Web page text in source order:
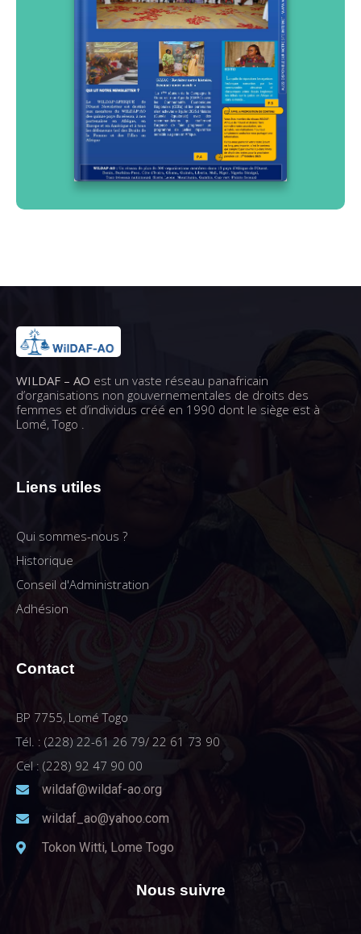
WILDAF – AO est un vaste réseau panafricain
d’organisations non gouvernementales de droits des
femmes et d’individus créé en 1990 dont le siège est à
Lomé, Togo .
Liens utiles
Qui sommes-nous ?
Historique
Conseil d'Administration
Adhésion
Contact
BP 7755, Lomé Togo
Tél. : (228) 22-61 26 79/ 22 61 73 90
Cel : (228) 92 47 90 00
wildaf@wildaf-ao.org
wildaf_ao@yahoo.com
Tokon Witti, Lome Togo
Nous suivre